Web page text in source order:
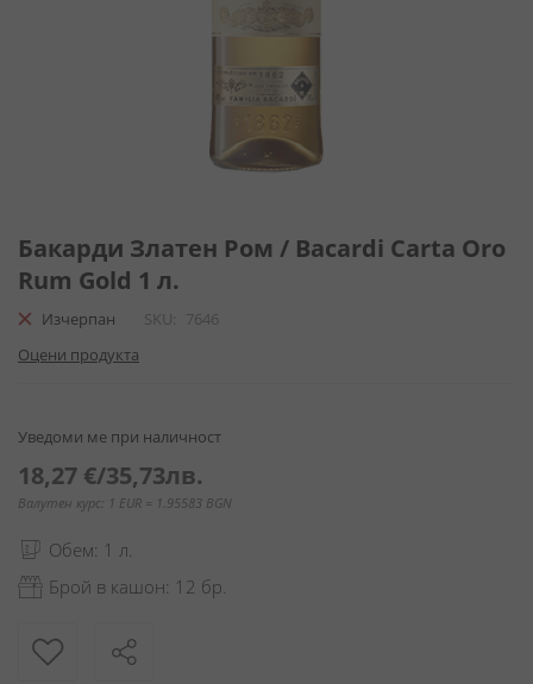
към
началото
на
галерия
снимки
Бакарди Златен Ром / Bacardi Carta Oro
Rum Gold 1 л.
Изчерпан SKU
7646
Оцени продукта
Уведоми ме при наличност
18,27 €/35,73лв.
Валутен курс: 1 EUR = 1.95583 BGN
Обем: 1 л.
Брой в кашон: 12 бр.